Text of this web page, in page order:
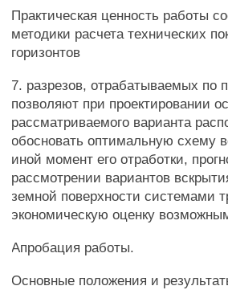
Практическая ценность работы
методики расчета технических
горизонтов
7. разрезов, отрабатываемых по
позволяют при проектировании
рассматриваемого варианта
обосновать оптимальную схему
иной момент его отработки,
рассмотрении вариантов
земной поверхности системами
экономическую оценку
Апробация работы.
Основные положения и